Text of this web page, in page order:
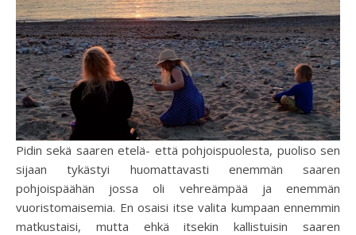
Pidin sekä saaren etelä- että pohjoispuolesta, puoliso sen
sijaan tykästyi huomattavasti enemmän saaren
pohjoispäähän jossa oli vehreämpää ja enemmän
vuoristomaisemia. En osaisi itse valita kumpaan ennemmin
matkustaisi, mutta ehkä itsekin kallistuisin saaren